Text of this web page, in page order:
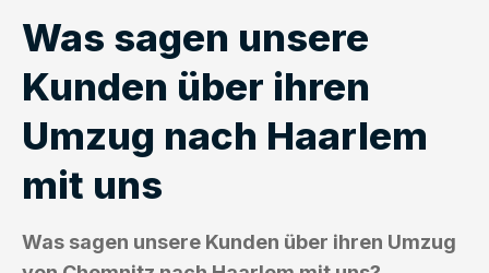
Was sagen unsere
Kunden über ihren
Umzug nach Haarlem
mit uns
Was sagen unsere Kunden über ihren Umzug